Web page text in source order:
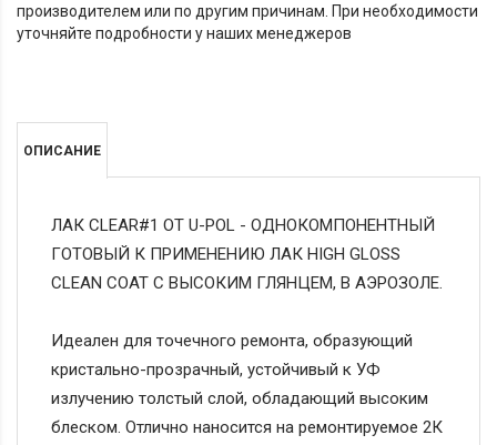
производителем или по другим причинам. При необходимости
уточняйте подробности у наших менеджеров
ОПИСАНИЕ
ЛАК CLEAR#1 ОТ U-POL - ОДНОКОМПОНЕНТНЫЙ
ГОТОВЫЙ К ПРИМЕНЕНИЮ ЛАК HIGH GLOSS
CLEAN COAT С ВЫСОКИМ ГЛЯНЦЕМ, В АЭРОЗОЛЕ.
Идеален для точечного ремонта, образующий
кристально-прозрачный, устойчивый к УФ
излучению толстый слой, обладающий высоким
блеском. Отлично наносится на ремонтируемое 2К